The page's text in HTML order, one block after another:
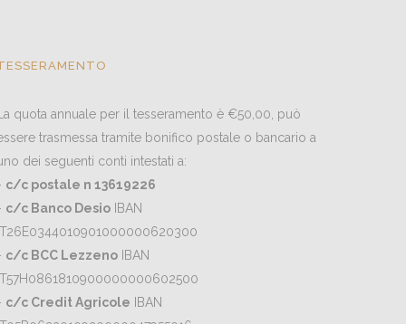
La quota annuale per il tesseramento è €50,00, può
trasmessa tramite bonifico postale o bancario a
dei seguenti conti intestati a:
c/c postale n 13619226
c/c Banco DesioIBAN
IT26E0344010901000000620300
c/c BCC LezzenoIBAN
IT57H0861810900000000602500
c/c Credit Agricole IBAN